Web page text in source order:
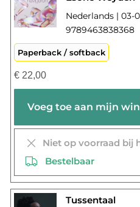
Nederlands | 03-
9789463838368
Paperback / softback
€22,00
Niet op voorraad bij
Bestelbaar
Tussentaal